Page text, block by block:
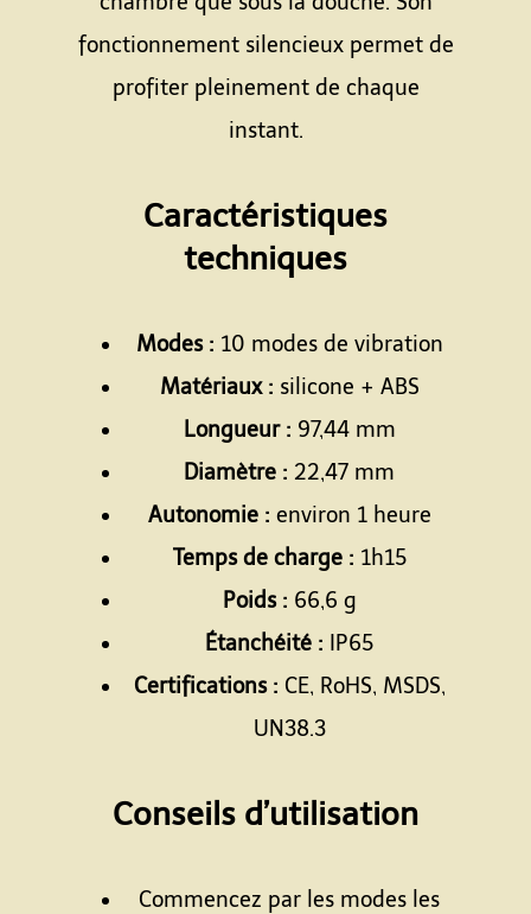
fonctionnement silencieux permet de
profiter pleinement de chaque
instant.
Caractéristiques
techniques
Modes : 10 modes de vibration
Matériaux : silicone + ABS
Longueur : 97,44 mm
Diamètre : 22,47 mm
Autonomie : environ 1 heure
Temps de charge : 1h15
Poids : 66,6 g
Étanchéité : IP65
Certifications : CE, RoHS, MSDS,
UN38.3
Conseils d’utilisation
Commencez par les modes les